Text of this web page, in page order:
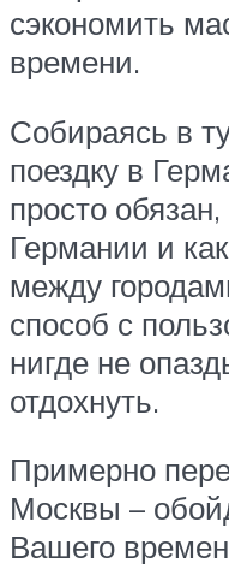
сэкономить
времени.
Собираясь в
поездку в
просто
Германии и
между
способ с
нигде не
отдохнуть.
Примерно
Москвы –
Вашего